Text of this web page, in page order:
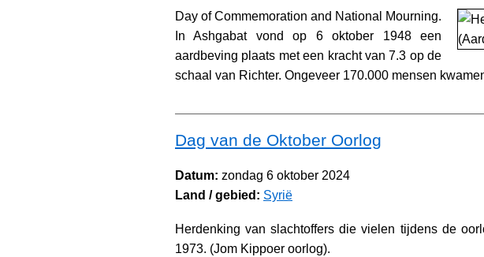
Day of Commemoration and National Mourning.
In Ashgabat vond op 6 oktober 1948 een
aardbeving plaats met een kracht van 7.3 op de
schaal van Richter. Ongeveer 170.000 mensen
Dag van de Oktober Oorlog
Datum: zondag 6 oktober 2024
Land / gebied: Syrië
Herdenking van slachtoffers die vielen tijdens de
1973. (Jom Kippoer oorlog).